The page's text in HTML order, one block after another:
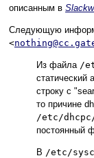
описанным в
Следующую
<
Из файла /
строку с
то причине
/etc/
постоянный
В /etc/